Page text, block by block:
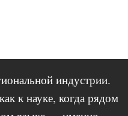
индустрии.
к науке, когда рядом